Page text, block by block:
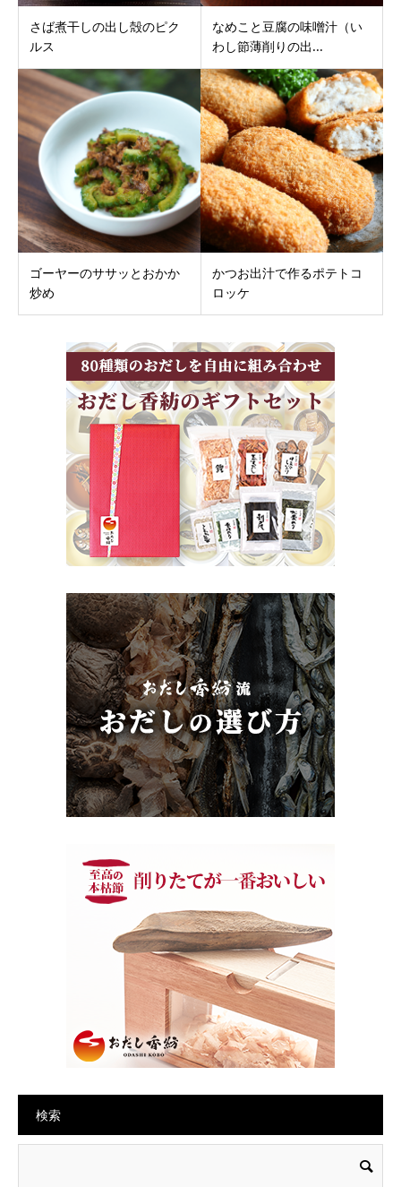
さば煮干しの出し殻のピク
ルス
なめこと豆腐の味噌汁（い
わし節薄削りの出...
ゴーヤーのササッとおかか
炒め
かつお出汁で作るポテトコ
ロッケ
検索